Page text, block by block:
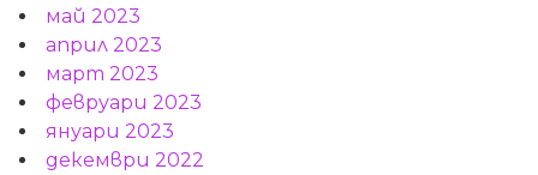
май 2023
април 2023
март 2023
февруари 2023
януари 2023
декември 2022